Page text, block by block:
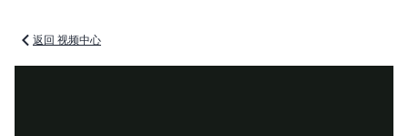
返回 视频中心